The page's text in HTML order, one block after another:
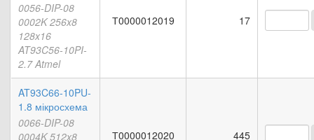
0056-DIP-08
0002K 256x8
128x16
AT93C56-10PI-
2.7 Atmel
Т0000012019 17
AT93C66-10PU-
1.8 мікросхема
0066-DIP-08
0004K 512x8
Т0000012020 445